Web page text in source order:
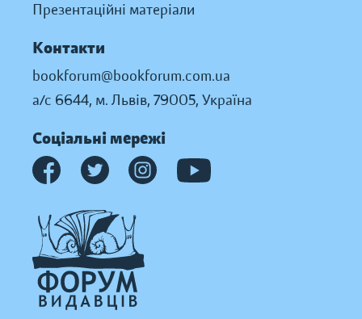
Презентаційні матеріали
Контакти
bookforum@bookforum.com.ua
а/с 6644, м. Львів, 79005, Україна
Соціальні мережі